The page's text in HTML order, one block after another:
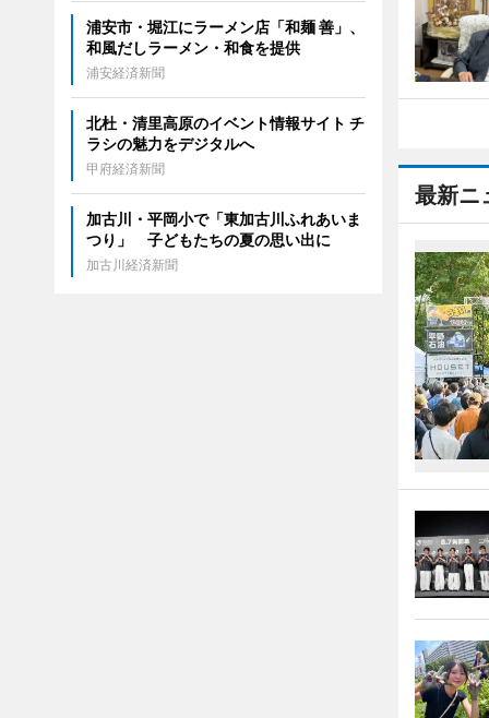
最新ニ
浦安市・堀江にラーメン店「和麺 善」、
和風だしラーメン・和食を提供
浦安経済新聞
北杜・清里高原のイベント情報サイト チ
ラシの魅力をデジタルへ
甲府経済新聞
加古川・平岡小で「東加古川ふれあいま
つり」 子どもたちの夏の思い出に
加古川経済新聞